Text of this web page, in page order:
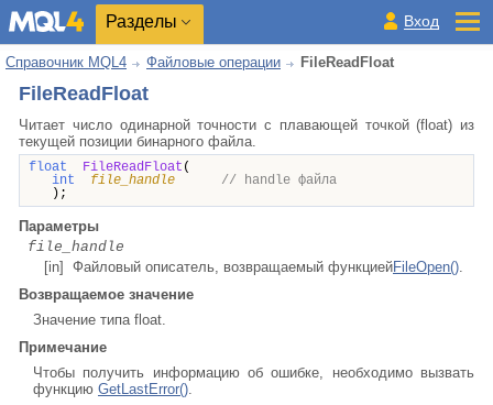
Разделы Вход
Справочник MQL4 Файловые операции FileReadFloat
FileReadFloat
Читает число одинарной точности с плавающей точкой (float) из
текущей позиции бинарного файла.
float FileReadFloat (
int
file_handle
// handle файла
);
Параметры
file_handle
[in] Файловый описатель, возвращаемый функциейFileOpen().
Возвращаемое значение
Значение типа float.
Примечание
Чтобы получить информацию об ошибке, необходимо вызвать
функцию GetLastError().